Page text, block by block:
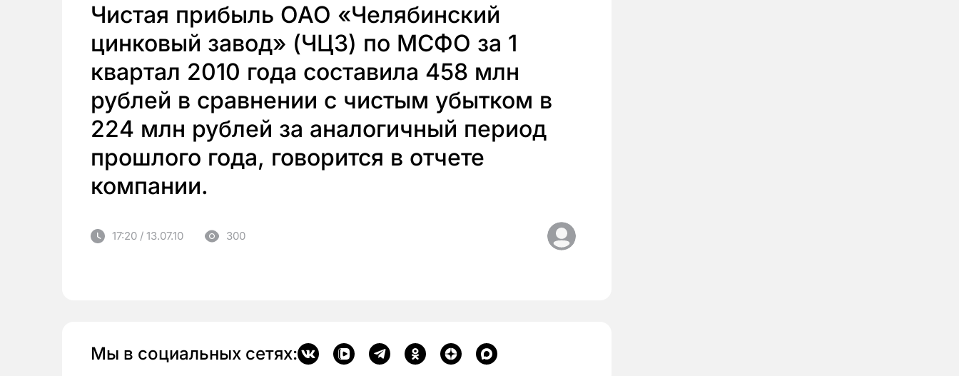
Чистая прибыль ОАО «Челябинский
цинковый завод» (ЧЦЗ) по МСФО за 1
квартал 2010 года составила 458 млн
рублей в сравнении с чистым убытком в
224 млн рублей за аналогичный период
прошлого года, говорится в отчете
компании.
17:20 / 13.07.10 300
Мы в социальных сетях: